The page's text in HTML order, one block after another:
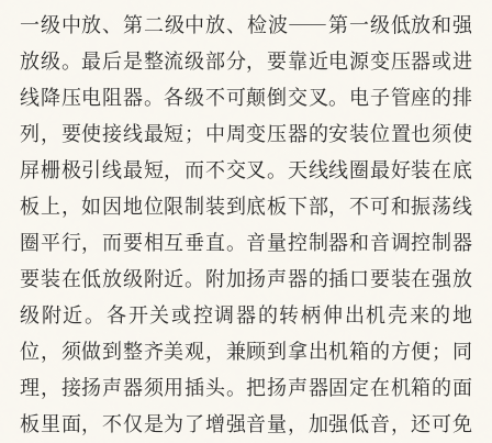
一级中放、第二级中放、检波——第一级低放和强
放级。最后是整流级部分，要靠近电源变压器或进
线降压电阻器。各级不可颠倒交叉。电子管座的排
列，要使接线最短；中周变压器的安装位置也须使
屏栅极引线最短，而不交叉。天线线圈最好装在底
板上，如因地位限制装到底板下部，不可和振荡线
圈平行，而要相互垂直。音量控制器和音调控制器
要装在低放级附近。附加扬声器的插口要装在强放
级附近。各开关或控调器的转柄伸出机壳来的地
位，须做到整齐美观，兼顾到拿出机箱的方便；同
理，接扬声器须用插头。把扬声器固定在机箱的面
板里面，不仅是为了增强音量，加强低音，还可免